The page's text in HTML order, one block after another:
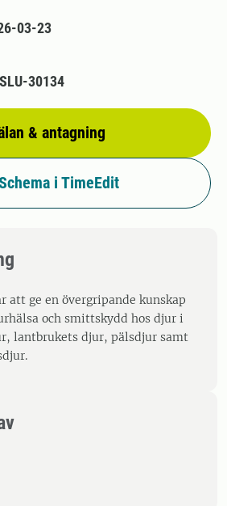
03-23
& antagning
30134
i TimeEdit
att ge en övergripande kunskap
och smittskydd hos djur i
lantbrukets djur, pälsdjur samt